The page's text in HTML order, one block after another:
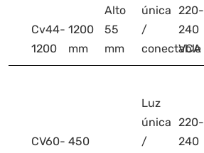
Cv44-
1200
1200
mm
Alto
55
mm
única
/
conectable
220-
240
VCA
CV60- 450
Luz
única
/
220-
240